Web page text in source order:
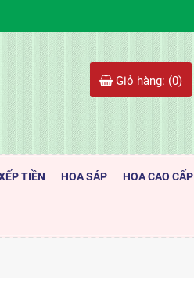
Giỏ hàng: (0)
TIỀN HOA SÁP HOA CAO CẤP